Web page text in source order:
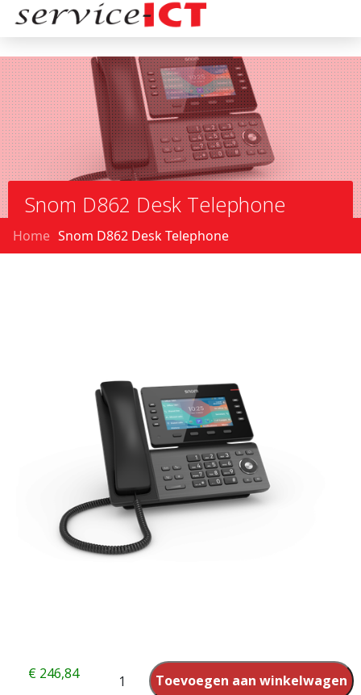
Snom D862 Desk Telephone
Home Snom D862 Desk Telephone
Toevoegen aan winkelwagen
€ 246,84